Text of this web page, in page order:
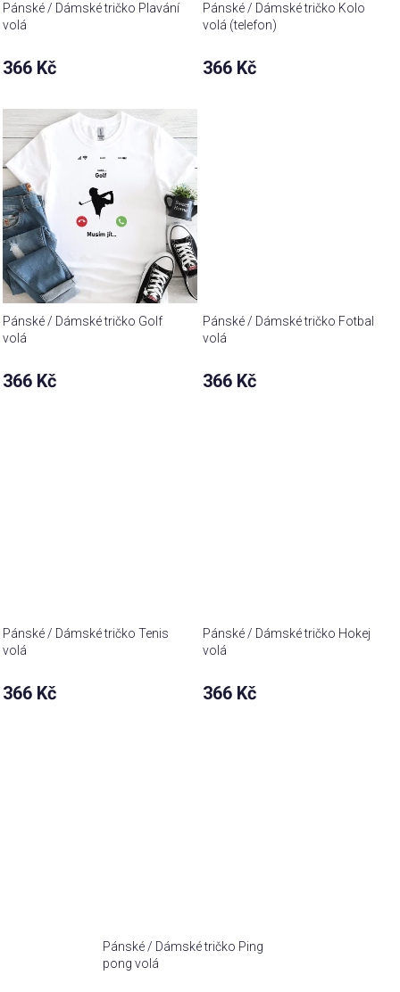
Pánské / Dámské tričko Plavání
volá
366 Kč
Pánské / Dámské tričko Kolo
volá (telefon)
366 Kč
Pánské / Dámské tričko Golf
volá
366 Kč
Pánské / Dámské tričko Fotbal
volá
366 Kč
Pánské / Dámské tričko Tenis
volá
366 Kč
Pánské / Dámské tričko Hokej
volá
366 Kč
Pánské / Dámské tričko Ping
pong volá